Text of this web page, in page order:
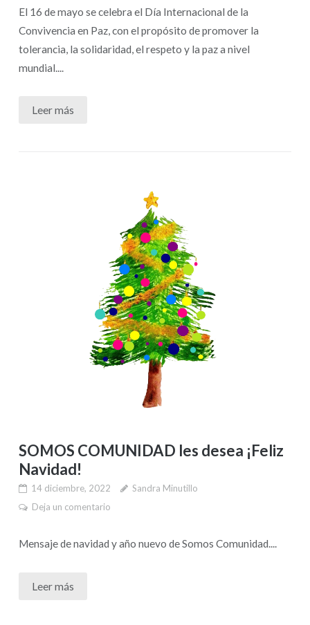
El 16 de mayo se celebra el Día Internacional de la
Convivencia en Paz, con el propósito de promover la
tolerancia, la solidaridad, el respeto y la paz a nivel
mundial....
Leer más
SOMOS COMUNIDAD les desea ¡Feliz
Navidad!
14 diciembre, 2022
Sandra Minutillo
Deja un comentario
Mensaje de navidad y año nuevo de Somos Comunidad....
Leer más